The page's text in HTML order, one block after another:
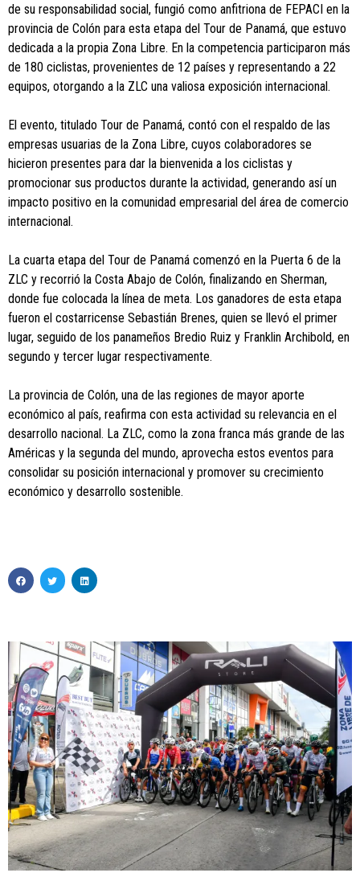
de su responsabilidad social, fungió como anfitriona de FEPACI en la
provincia de Colón para esta etapa del Tour de Panamá, que estuvo
dedicada a la propia Zona Libre. En la competencia participaron más
de 180 ciclistas, provenientes de 12 países y representando a 22
equipos, otorgando a la ZLC una valiosa exposición internacional.
El evento, titulado Tour de Panamá, contó con el respaldo de las
empresas usuarias de la Zona Libre, cuyos colaboradores se
hicieron presentes para dar la bienvenida a los ciclistas y
promocionar sus productos durante la actividad, generando así un
impacto positivo en la comunidad empresarial del área de comercio
internacional.
La cuarta etapa del Tour de Panamá comenzó en la Puerta 6 de la
ZLC y recorrió la Costa Abajo de Colón, finalizando en Sherman,
donde fue colocada la línea de meta. Los ganadores de esta etapa
fueron el costarricense Sebastián Brenes, quien se llevó el primer
lugar, seguido de los panameños Bredio Ruiz y Franklin Archibold, en
segundo y tercer lugar respectivamente.
La provincia de Colón, una de las regiones de mayor aporte
económico al país, reafirma con esta actividad su relevancia en el
desarrollo nacional. La ZLC, como la zona franca más grande de las
Américas y la segunda del mundo, aprovecha estos eventos para
consolidar su posición internacional y promover su crecimiento
económico y desarrollo sostenible.